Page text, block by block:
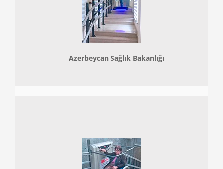
Azerbeycan Sağlık Bakanlığı